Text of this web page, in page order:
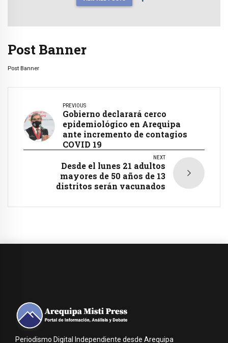
Post Banner
Post Banner
PREVIOUS
Gobierno declarará cerco
epidemiológico en Arequipa
ante incremento de contagios
COVID 19
NEXT
Desde el lunes 21 adultos
mayores de 50 años de 13
distritos serán vacunados
Periodismo Digital Independiente desde Arequipa